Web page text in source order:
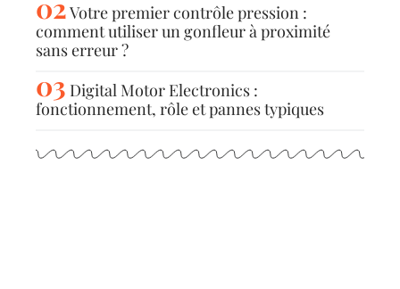
Votre premier contrôle pression :
comment utiliser un gonfleur à proximité
sans erreur ?
Digital Motor Electronics :
fonctionnement, rôle et pannes typiques